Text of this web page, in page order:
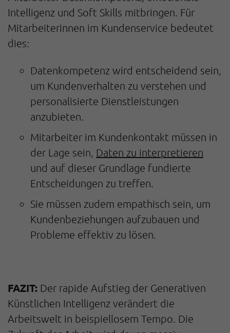
Intelligenz und Soft Skills mitbringen. Für
Mitarbeiterinnen im Kundenservice bedeutet
dies:
Datenkompetenz wird entscheidend sein,
um Kundenverhalten zu verstehen und
personalisierte Dienstleistungen
anzubieten.
Mitarbeiter im Kundenkontakt müssen in
der Lage sein, Daten zu interpretieren
und auf dieser Grundlage fundierte
Entscheidungen zu treffen.
Sie müssen zudem empathisch sein, um
Kundenbeziehungen aufzubauen und
Probleme effektiv zu lösen.
FAZIT: Der rapide Aufstieg der Generativen
Künstlichen Intelligenz verändert die
Arbeitswelt in beispiellosem Tempo. Die